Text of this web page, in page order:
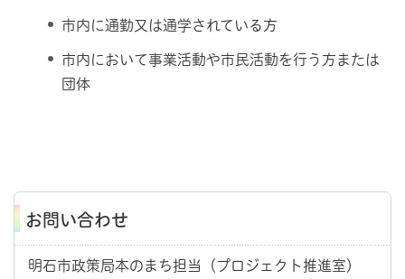
市内に通勤又は通学されている方
市内において事業活動や市民活動を行う方または
団体
お問い合わせ
明石市政策局本のまち担当（プロジェクト推進室）